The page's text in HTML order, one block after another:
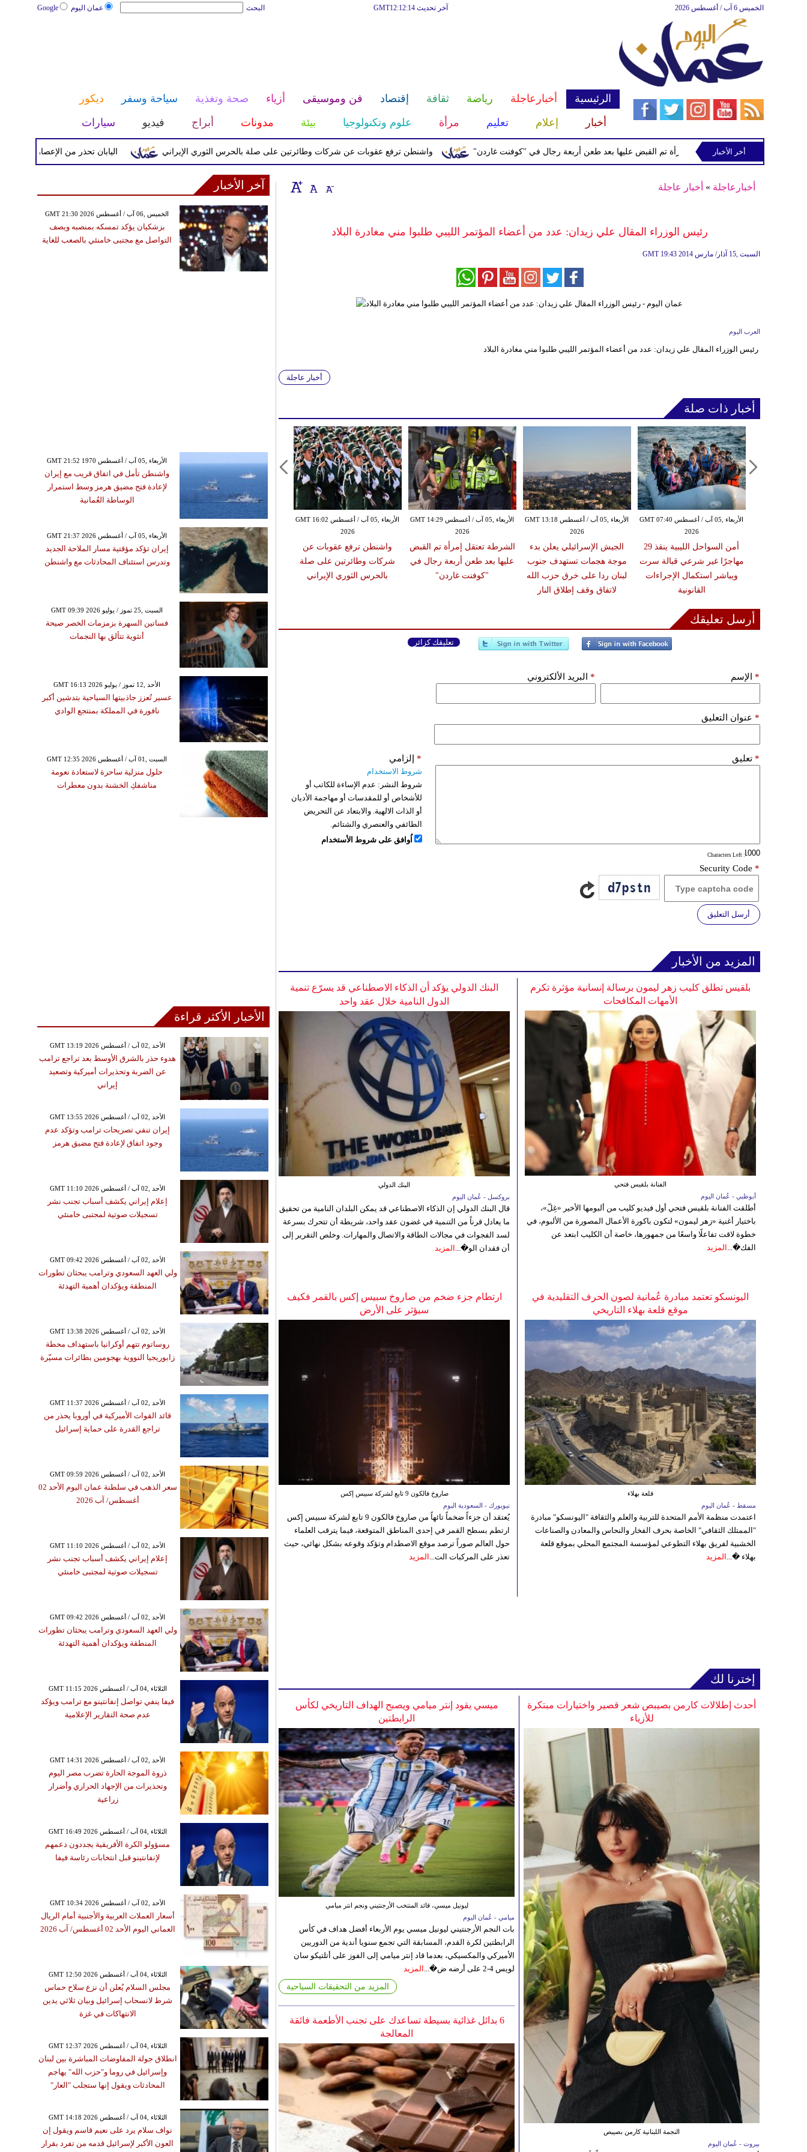
عمان اليوم Google البحث آخر تحديث GMT12:12:14 الخميس 6 آب / أغسطس 2026
الرئيسية أخبارعاجلة رياضة ثقافة إقتصاد فن وموسيقى أزياء صحة وتغذية سياحة وسفر
ديكور
أخبار
إعلام تعليم مرأة علوم وتكنولوجيا بيئة مدونات أبراج فيديو سيارات
اليابان تحذر من الإعصار دولفين ورياح واشنطن ترفع عقوبات عن شركات وطائرتين على صلة بالحرس الثوري الإيراني الشرطة تعتقل إمرأة تم القبض عليها بعد طعن أربعة رجال في "كوفنت غاردن"
أخر الأخبار
أخبارعاجلة » أخبار عاجلة
رئيس الوزراء المقال علي زيدان: عدد من أعضاء المؤتمر الليبي طلبوا مني مغادرة البلاد
GMT 19:43 2014 السبت ,15 آذار/ مارس
العرب اليوم
رئيس الوزراء المقال علي زيدان: عدد من أعضاء المؤتمر الليبي طلبوا مني مغادرة البلاد
أخبار عاجلة
أخبار ذات صلة
الأربعاء ,05 آب / أغسطس GMT 16:02
2026
واشنطن ترفع عقوبات عن
شركات وطائرتين على صلة
بالحرس الثوري الإيراني
الأربعاء ,05 آب / أغسطس GMT 14:29
2026
الشرطة تعتقل إمرأة تم القبض
عليها بعد طعن أربعة رجال في
"كوفنت غاردن"
الأربعاء ,05 آب / أغسطس GMT 13:18
2026
الجيش الإسرائيلي يعلن بدء
موجة هجمات تستهدف جنوب
لبنان ردا على خرق حزب الله
لاتفاق وقف إطلاق النار
الأربعاء ,05 آب / أغسطس GMT 07:40
2026
أمن السواحل الليبية ينقذ 29
مهاجرًا غير شرعي قبالة سرت
ويباشر استكمال الإجراءات
القانونية
أرسل تعليقك
تعليقك كزائر
الإسم * البريد الألكتروني *
عنوان التعليق *
تعليق *
: Characters Left
إلزامي *
شروط الاستخدام
شروط النشر: عدم الإساءة للكاتب أو
للأشخاص أو للمقدسات أو مهاجمة الأديان
أو الذات الالهية. والابتعاد عن التحريض
الطائفي والعنصري والشتائم.
اُوافق على شروط الأستخدام
Security Code *
أرسل التعليق
المزيد من الأخبار
البنك الدولي يؤكد أن الذكاء الاصطناعي قد يسرّع تنمية
الدول النامية خلال عقد واحد
البنك الدولي
بروكسل - عُمان اليوم
قال البنك الدولي إن الذكاء الاصطناعي قد يمكن البلدان النامية من تحقيق
ما يعادل قرناً من التنمية في غضون عقد واحد، شريطة أن تتحرك بسرعة
لسد الفجوات في مجالات الطاقة والاتصال والمهارات. وخلص التقرير إلى
أن فقدان الو�... المزيد
بلقيس تطلق كليب زهر ليمون برسالة إنسانية مؤثرة تكرم
الأمهات المكافحات
الفنانة بلقيس فتحي
أبوظبي - عُمان اليوم
أطلقت الفنانة بلقيس فتحي أول فيديو كليب من ألبومها الأخير «غِلّ»،
باختيار أغنية «زهر ليمون» لتكون باكورة الأعمال المصورة من الألبوم، في
خطوة لاقت تفاعلًا واسعًا من جمهورها، خاصة أن الكليب ابتعد عن
الفك�... المزيد
ارتطام جزء ضخم من صاروخ سبيس إكس بالقمر فكيف
سيؤثر على الأرض
صاروخ فالكون 9 تابع لشركة سبيس إكس
نيويورك - السعودية اليوم
يُعتقد أن جزءاً ضخماً تائهاً من صاروخ فالكون 9 تابع لشركة سبيس إكس
ارتطم بسطح القمر في إحدى المناطق المتوقعة، فيما يترقب العلماء
حول العالم صوراً ترصد موقع الاصطدام وتؤكد وقوعه بشكل نهائي، حيث
تعذر على المركبات الت... المزيد
اليونسكو تعتمد مبادرة عُمانية لصون الحرف التقليدية في
موقع قلعة بهلاء التاريخي
قلعة بهلاء
مسقط - عُمان اليوم
اعتمدت منظمة الأمم المتحدة للتربية والعلم والثقافة "اليونسكو" مبادرة
"الممتلك الثقافي" الخاصة بحرف الفخار والنحاس والمعادن والصناعات
الخشبية لفريق بهلاء التطوعي لمؤسسة المجتمع المحلي بموقع قلعة
بهلاء �... المزيد
إخترنا لك
ميسي يقود إنتر ميامي ويصبح الهداف التاريخي لكأس
الرابطتين
ليونيل ميسي، قائد المنتخب الأرجنتيني ونجم انتر ميامي
ميامي - عُمان اليوم
بات النجم الأرجنتيني ليونيل ميسي يوم الأربعاء أفضل هداف في كأس
الرابطتين لكرة القدم، المسابقة التي تجمع سنويا أندية من الدوريين
الأميركي والمكسيكي، بعدما قاد إنتر ميامي إلى الفوز على أتلتيكو سان
لويس 4-2 على أرضه ض�...
المزيد
المزيد من التحقيقات السياحية
6 بدائل غذائية بسيطة تساعدك على تجنب الأطعمة فائقة
المعالجة
أحدث إطلالات كارمن بصيبص شعر قصير واختيارات مبتكرة
للأزياء
النجمة اللبنانية كارمن بصيبص
بيروت - عُمان اليوم
آخر الأخبار
GMT 21:30 2026 الخميس ,06 آب / أغسطس
بزشكيان يؤكد تمسكه بمنصبه ويصف
التواصل مع مجتبى خامنئي بالصعب للغاية
GMT 21:52 1970 الأربعاء ,05 آب / أغسطس
واشنطن تأمل في اتفاق قريب مع إيران
لإعادة فتح مضيق هرمز وسط استمرار
الوساطة العُمانية
GMT 21:37 2026 الأربعاء ,05 آب / أغسطس
إيران تؤكد مؤقتية مسار الملاحة الجديد
وتدرس استئناف المحادثات مع واشنطن
GMT 09:39 2026 السبت ,25 تموز / يوليو
فساتين السهرة بزمزمات الخصر صيحة
أنثوية تتألق بها النجمات
GMT 16:13 2026 الأحد ,12 تموز / يوليو
عسير تُعزز جاذبيتها السياحية بتدشين أكبر
نافورة في المملكة بمنتجع الوادي
GMT 12:35 2026 السبت ,01 آب / أغسطس
حلول منزلية ساحرة لاستعادة نعومة
مناشفكِ الخشنة بدون معطرات
الأخبار الأكثر قراءة
GMT 13:19 2026 الأحد ,02 آب / أغسطس
هدوء حذر بالشرق الأوسط بعد تراجع ترامب
عن الضربة وتحذيرات أميركية وتصعيد
إيراني
GMT 13:55 2026 الأحد ,02 آب / أغسطس
إيران تنفي تصريحات ترامب وتؤكد عدم
وجود اتفاق لإعادة فتح مضيق هرمز
GMT 11:10 2026 الأحد ,02 آب / أغسطس
إعلام إيراني يكشف أسباب تجنب نشر
تسجيلات صوتية لمجتبى خامنئي
GMT 09:42 2026 الأحد ,02 آب / أغسطس
ولي العهد السعودي وترامب يبحثان تطورات
المنطقة ويؤكدان أهمية التهدئة
GMT 13:38 2026 الأحد ,02 آب / أغسطس
روساتوم تتهم أوكرانيا باستهداف محطة
زابوريجيا النووية بهجومين بطائرات مسيّرة
GMT 11:37 2026 الأحد ,02 آب / أغسطس
قائد القوات الأميركية في أوروبا يحذر من
تراجع القدرة على حماية إسرائيل
GMT 09:59 2026 الأحد ,02 آب / أغسطس
سعر الذهب في سلطنة عمان اليوم الأحد 02
أغسطس/ آب 2026
GMT 11:10 2026 الأحد ,02 آب / أغسطس
إعلام إيراني يكشف أسباب تجنب نشر
تسجيلات صوتية لمجتبى خامنئي
GMT 09:42 2026 الأحد ,02 آب / أغسطس
ولي العهد السعودي وترامب يبحثان تطورات
المنطقة ويؤكدان أهمية التهدئة
GMT 11:15 2026 الثلاثاء ,04 آب / أغسطس
فيفا ينفي تواصل إنفانتينو مع ترامب ويؤكد
عدم صحة التقارير الإعلامية
GMT 14:31 2026 الأحد ,02 آب / أغسطس
ذروة الموجة الحارة تضرب مصر اليوم
وتحذيرات من الإجهاد الحراري وأضرار
زراعية
GMT 16:49 2026 الثلاثاء ,04 آب / أغسطس
مسؤولو الكرة الأفريقية يجددون دعمهم
لإنفانتينو قبل انتخابات رئاسة فيفا
GMT 10:34 2026 الأحد ,02 آب / أغسطس
أسعار العملات العربية والأجنبية أمام الريال
العماني اليوم الأحد 02 أغسطس/ آب 2026
GMT 12:50 2026 الثلاثاء ,04 آب / أغسطس
مجلس السلام يُعلن أن نزع سلاح حماس
شرط لانسحاب إسرائيل وبيان ثلاثي يدين
الانتهاكات في غزة
GMT 12:37 2026 الثلاثاء ,04 آب / أغسطس
انطلاق جولة المفاوضات المباشرة بين لبنان
وإسرائيل في روما و"حزب الله" يهاجم
المحادثات ويقول إنها ستجلب "العار"
GMT 14:18 2026 الثلاثاء ,04 آب / أغسطس
نواف سلام يرد على نعيم قاسم ويقول إن
العون الأكبر لإسرائيل قدمه من تفرد بقرار